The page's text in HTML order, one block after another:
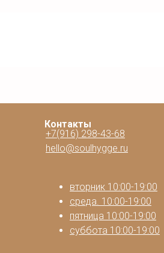
Контакты
+7(916) 298-43-68
hello@soulhygge.ru
вторник 10:00-19:00
среда. 10:00-19:00
пятница 10:00-19:00
суббота 10:00-19:00